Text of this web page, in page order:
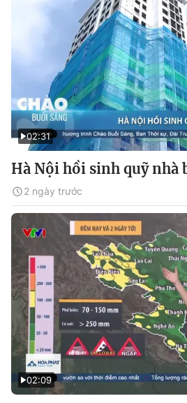
02:31
Hà Nội hồi sinh quỹ nhà
2 ngày trước
02:09